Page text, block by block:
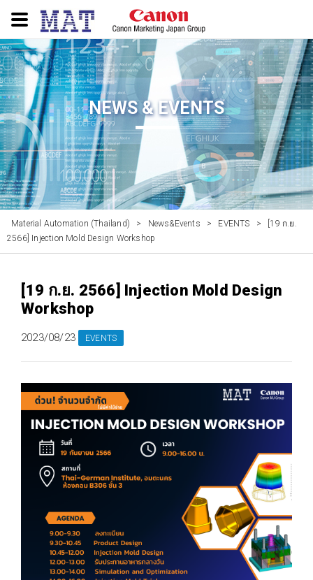
NEWS & EVENTS
Material Automation (Thailand) > News&Events > EVENTS >
[19 ก.ย.
2566] Injection Mold Design Workshop
[19 ก.ย. 2566] Injection Mold Design
Workshop
2023/08/23 EVENTS